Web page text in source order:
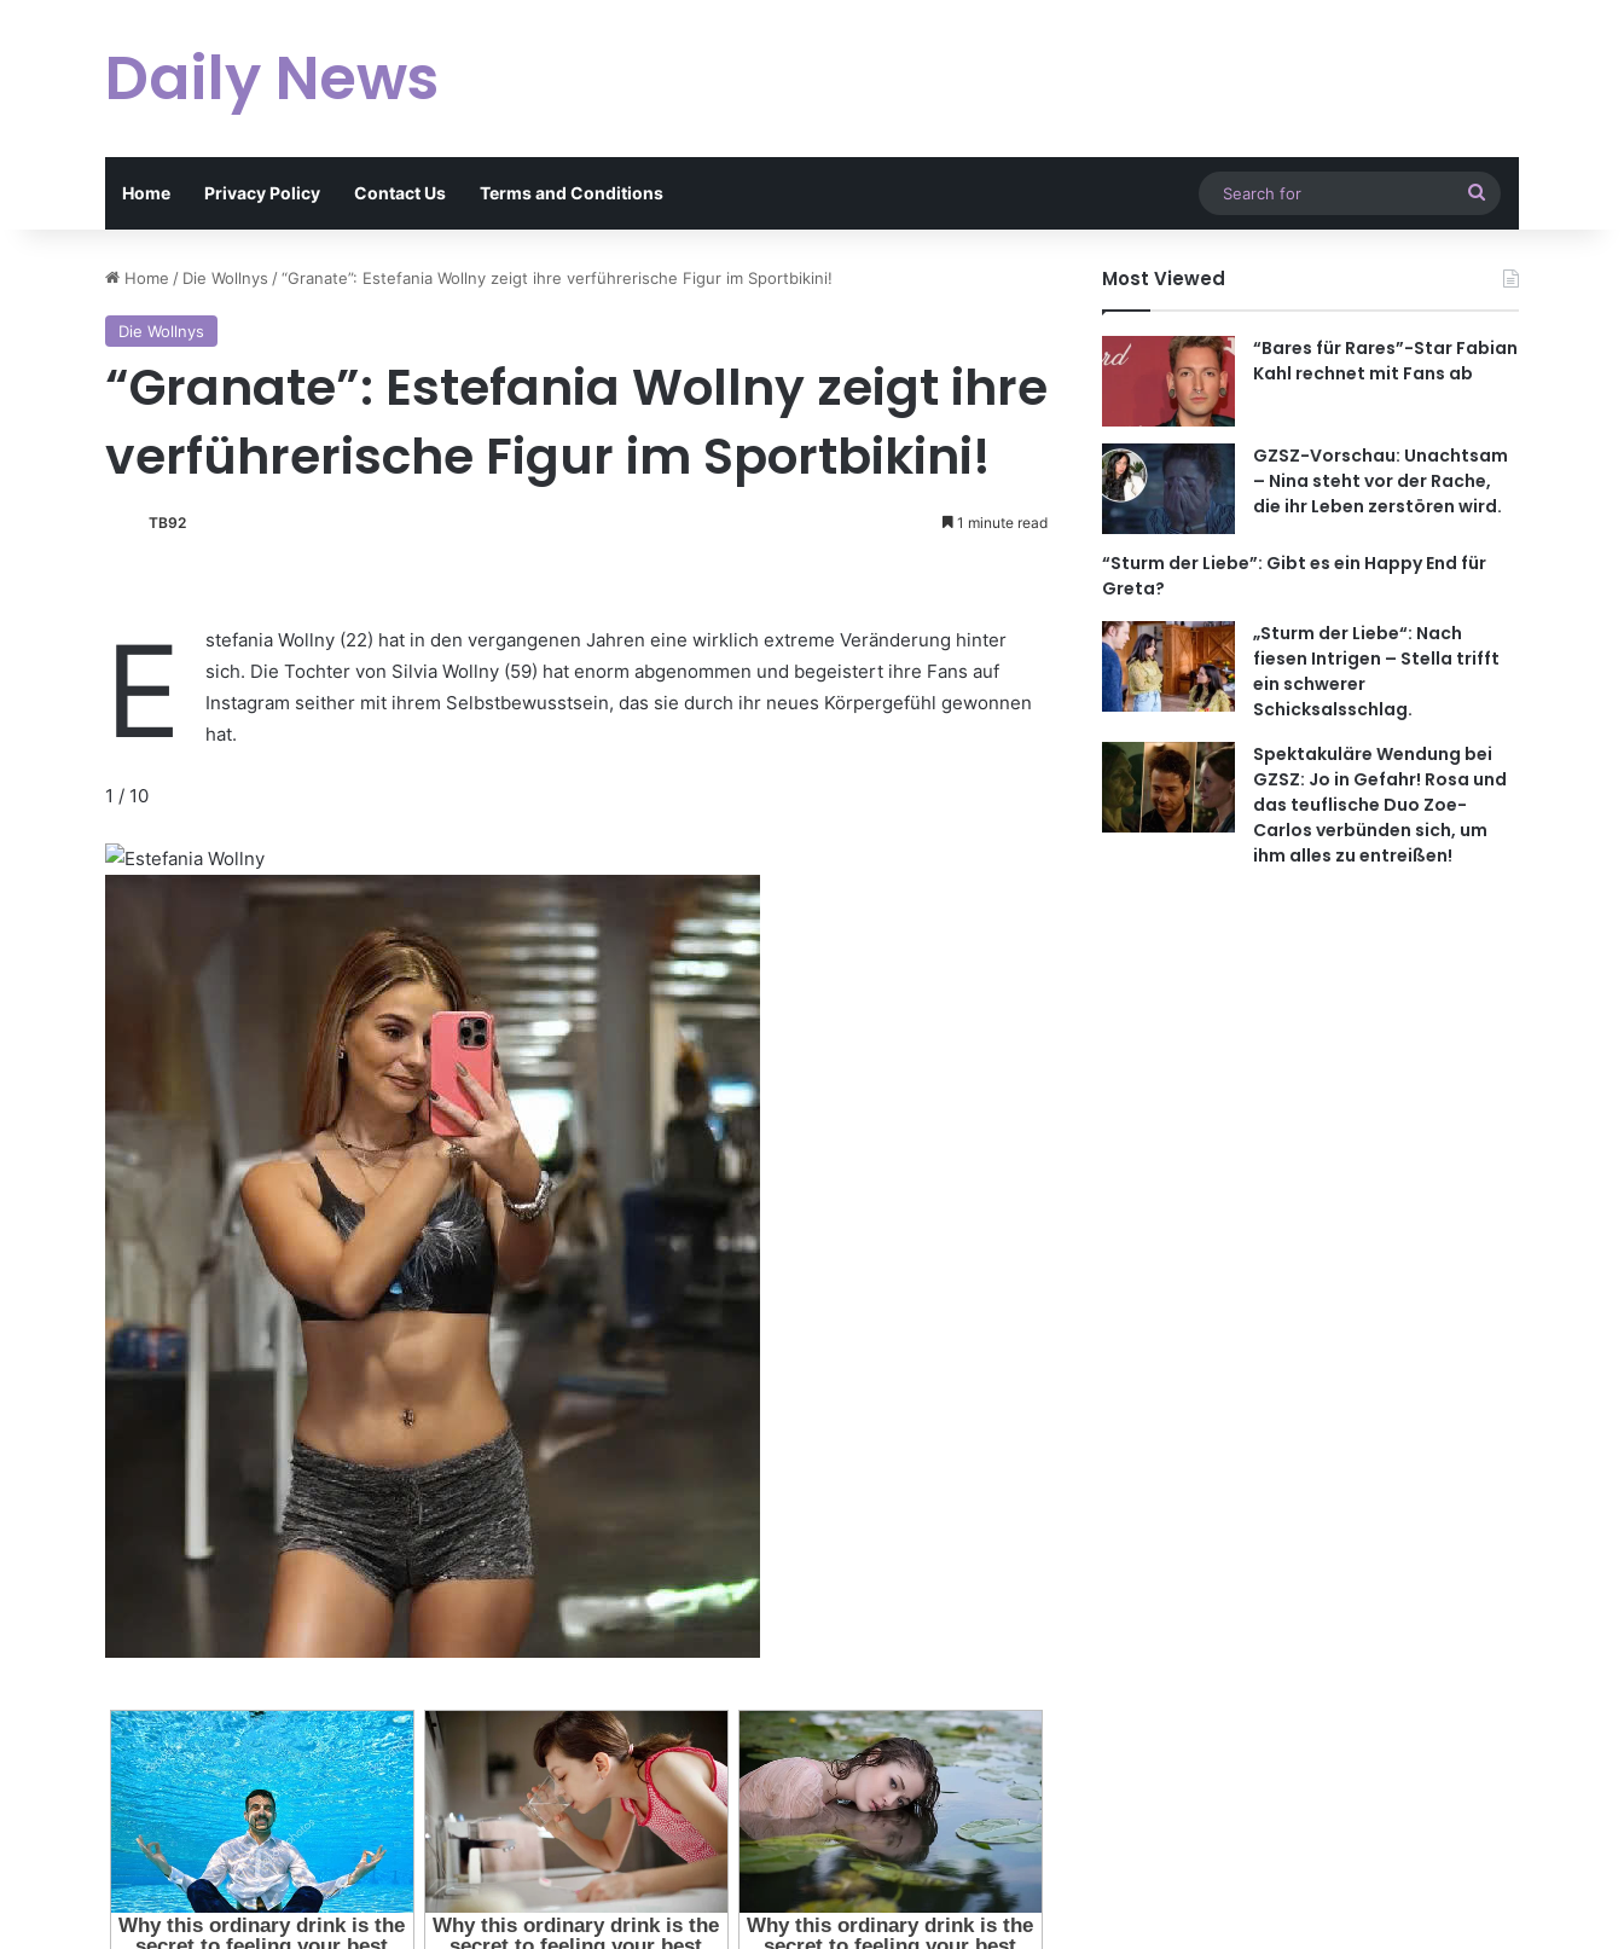
Daily News
Home Privacy Policy Contact Us Terms and Conditions
for
Home / Die Wollnys /“Granate”: Estefania Wollny zeigt ihre verführerische Figur im Sportbikini!
Die Wollnys
“Granate”: Estefania Wollny zeigt ihre
verführerische Figur im Sportbikini!
TB92 1 minute read
E
stefania Wollny (22) hat in den vergangenen Jahren eine wirklich extreme Veränderung hinter
sich. Die Tochter von Silvia Wollny (59) hat enorm abgenommen und begeistert ihre Fans auf
Instagram seither mit ihrem Selbstbewusstsein, das sie durch ihr neues Körpergefühl gewonnen
hat.
1 / 10
Most Viewed
“Bares für Rares”-Star Fabian
Kahl rechnet mit Fans ab
GZSZ-Vorschau: Unachtsam
– Nina steht vor der Rache,
die ihr Leben zerstören wird.
“Sturm der Liebe”: Gibt es ein Happy End für
Greta?
„Sturm der Liebe“: Nach
fiesen Intrigen – Stella trifft
ein schwerer
Schicksalsschlag.
Spektakuläre Wendung bei
GZSZ: Jo in Gefahr! Rosa und
das teuflische Duo Zoe-
Carlos verbünden sich, um
ihm alles zu entreißen!